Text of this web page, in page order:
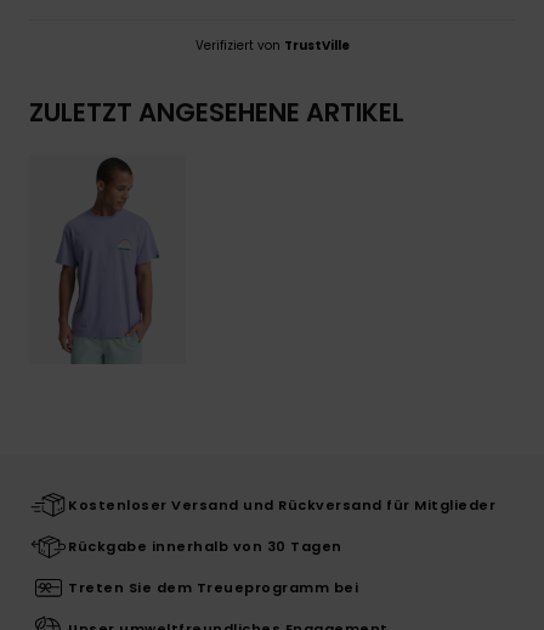
Verifiziert von TrustVille
ZULETZT ANGESEHENE ARTIKEL
Kostenloser Versand und Rückversand für Mitglieder
Rückgabe innerhalb von 30 Tagen
Treten Sie dem Treueprogramm bei